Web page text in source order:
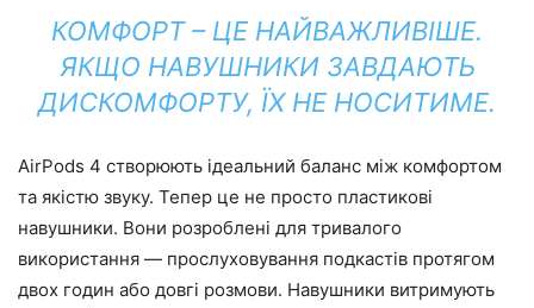
КОМФОРТ – ЦЕ НАЙВАЖЛИВІШЕ.
ЯКЩО НАВУШНИКИ ЗАВДАЮТЬ
ДИСКОМФОРТУ, ЇХ НЕ НОСИТИМЕ.
AirPods 4 створюють ідеальний баланс між комфортом
та якістю звуку. Тепер це не просто пластикові
навушники. Вони розроблені для тривалого
використання — прослуховування подкастів протягом
двох годин або довгі розмови. Навушники витримують